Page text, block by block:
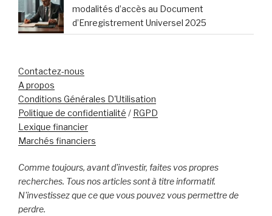
modalités d’accès au Document
d’Enregistrement Universel 2025
Contactez-nous
A propos
Conditions Générales D'Utilisation
Politique de confidentialité / RGPD
Lexique financier
Marchés financiers
Comme toujours, avant d'investir, faites vos propres
recherches. Tous nos articles sont à titre informatif.
N'investissez que ce que vous pouvez vous permettre de
perdre.